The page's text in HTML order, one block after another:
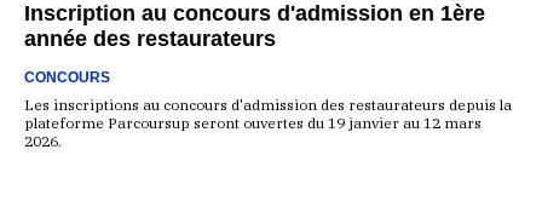
Inscription au concours d'admission en 1ère
année des restaurateurs
CONCOURS
Les inscriptions au concours d'admission des restaurateurs depuis la
plateforme Parcoursup seront ouvertes du 19 janvier au 12 mars
2026.